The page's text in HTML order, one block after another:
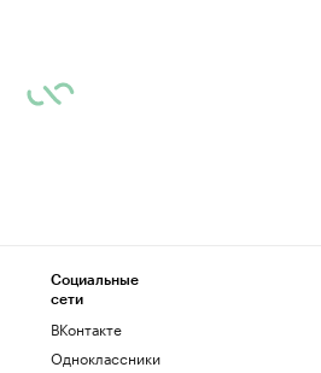
Социальные
сети
ВКонтакте
Одноклассники